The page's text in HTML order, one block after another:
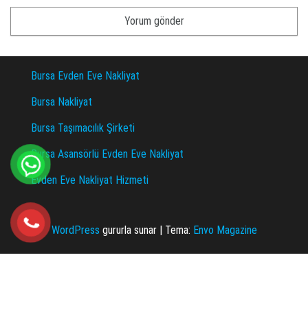
Bursa Evden Eve Nakliyat
Bursa Nakliyat
Bursa Taşımacılık Şirketi
Bursa Asansörlü Evden Eve Nakliyat
Evden Eve Nakliyat Hizmeti
WordPress gururla sunar | Tema: Envo Magazine